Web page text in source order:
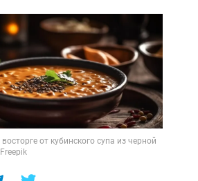
от кубинского супа из черной